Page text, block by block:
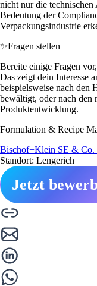
nicht nur die technischen
Bedeutung der
Verpackungsindustrie
✨Fragen stellen
Bereite einige Fragen
Das zeigt dein Interesse
beispielsweise nach den
bewältigt, oder nach den
Produktentwicklung.
Formulation & Recipe
Bischof+Klein SE & Co.
Standort: Lengerich
Jetzt